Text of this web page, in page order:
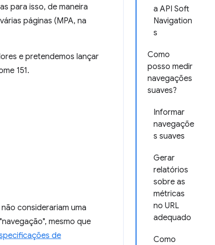
a API Soft
Navigation
s
Como
posso medir
navegações
suaves?
Informar
navegaçõe
s suaves
Gerar
relatórios
sobre as
métricas
no URL
adequado
Como
para isso, de maneira
páginas (MPA, na
e pretendemos lançar
151.
considerariam uma
mesmo que
de